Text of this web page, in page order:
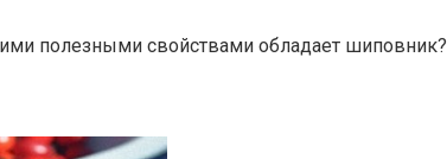
полезными свойствами обладает шиповник?